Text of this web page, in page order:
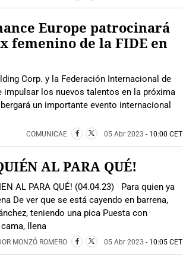
Europe patrocinará
femenino de la FIDE en
Corp. y la Federación Internacional de
impulsar los nuevos talentos en la próxima
un importante evento internacional
COMUNICAE 05 Abr 2023 - 10:00 CET
AL PARA QUÉ!
AL PARA QUÉ! (04.04.23) Para quien ya
De ver que se está cayendo en barrena,
teniendo una pica Puesta con
llena
MONZÓ ROMERO 05 Abr 2023 - 10:05 CET